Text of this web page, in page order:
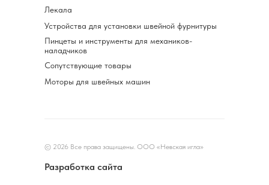
Лекала
Устройства для установки швейной фурнитуры
Пинцеты и инструменты для механиков-
наладчиков
Сопутствующие товары
Моторы для швейных машин
© 2026 Все права защищены. ООО «Невская игла»
Разработка сайта